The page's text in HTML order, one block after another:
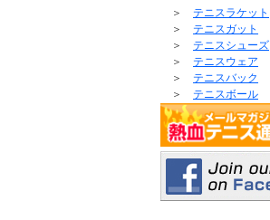
＞ テニスラケット
＞ テニスガット
＞ テニスシューズ
＞ テニスウェア
＞ テニスバック
＞ テニスボール